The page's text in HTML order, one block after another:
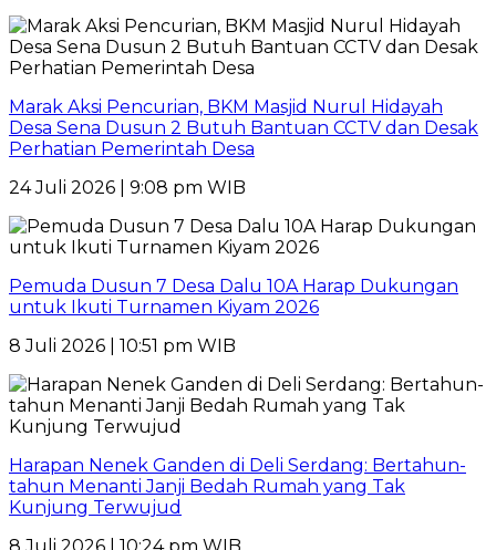
Marak Aksi Pencurian, BKM Masjid Nurul Hidayah
Desa Sena Dusun 2 Butuh Bantuan CCTV dan Desak
Perhatian Pemerintah Desa
24 Juli 2026 | 9:08 pm WIB
Pemuda Dusun 7 Desa Dalu 10A Harap Dukungan
untuk Ikuti Turnamen Kiyam 2026
8 Juli 2026 | 10:51 pm WIB
Harapan Nenek Ganden di Deli Serdang: Bertahun-
tahun Menanti Janji Bedah Rumah yang Tak
Kunjung Terwujud